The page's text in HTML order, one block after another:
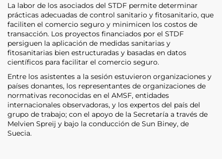
La labor de los asociados del STDF permite determinar
prácticas adecuadas de control sanitario y fitosanitario, que
faciliten el comercio seguro y minimicen los costos de
transacción. Los proyectos financiados por el STDF
persiguen la aplicación de medidas sanitarias y
fitosanitarias bien estructuradas y basadas en datos
científicos para facilitar el comercio seguro.
Entre los asistentes a la sesión estuvieron organizaciones y
países donantes, los representantes de organizaciones de
normativas reconocidas en el AMSF, entidades
internacionales observadoras, y los expertos del país del
grupo de trabajo; con el apoyo de la Secretaría a través de
Melvien Spreij y bajo la conducción de Sun Biney, de
Suecia.